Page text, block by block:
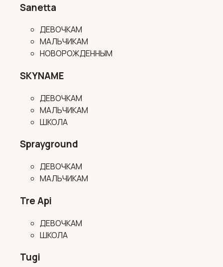
Sanetta
ДЕВОЧКАМ
МАЛЬЧИКАМ
НОВОРОЖДЕННЫМ
SKYNAME
ДЕВОЧКАМ
МАЛЬЧИКАМ
ШКОЛА
Sprayground
ДЕВОЧКАМ
МАЛЬЧИКАМ
Tre Api
ДЕВОЧКАМ
ШКОЛА
Tugi